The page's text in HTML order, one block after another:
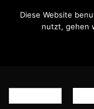
Diese Website
nutzt, gehen